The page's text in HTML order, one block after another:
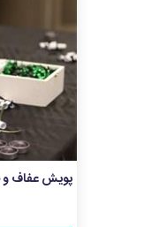
پویش عفاف